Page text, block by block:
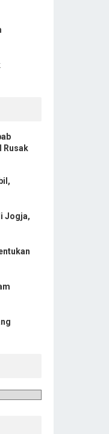
Rusak
Jogja,